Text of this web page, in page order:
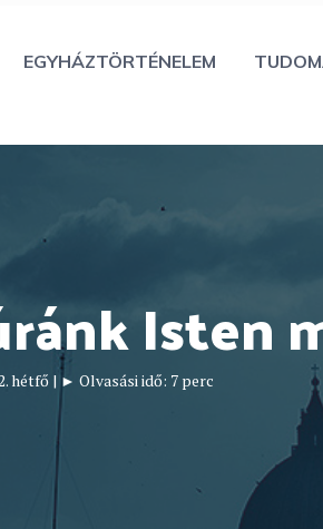
EGYHÁZTÖRTÉNELEM
Isten
hétfő| ► Olvasási idő: 7 perc